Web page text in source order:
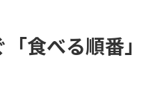
食べる順番」